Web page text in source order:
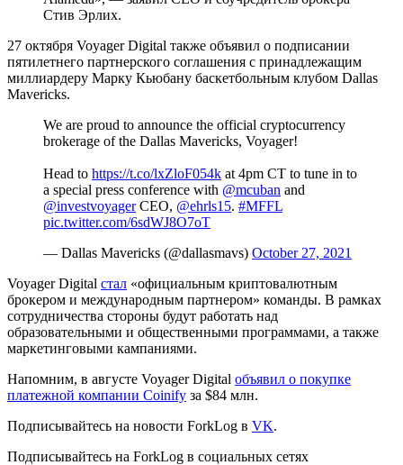
Стив Эрлих.
27 октября Voyager Digital также объявил о подписании
пятилетнего партнерского соглашения с принадлежащим
миллиардеру Марку Кьюбану баскетбольным клубом Dallas
Mavericks.
We are proud to announce the official cryptocurrency
brokerage of the Dallas Mavericks, Voyager!
Head to https://t.co/lxZloF054k at 4pm CT to tune in to
a special press conference with @mcuban and
@investvoyagerCEO, @ehrls15. #MFFL
pic.twitter.com/6sdWJ8O7oT
— Dallas Mavericks (@dallasmavs) October 27, 2021
Voyager Digital стал «официальным криптовалютным
брокером и международным партнером» команды. В рамках
сотрудничества стороны будут работать над
образовательными и общественными программами, а также
маркетинговыми кампаниями.
Напомним, в августе Voyager Digital объявил о покупке
платежной компании Coinify за $84 млн.
Подписывайтесь на новости ForkLog в VK.
Подписывайтесь на ForkLog в социальных сетях